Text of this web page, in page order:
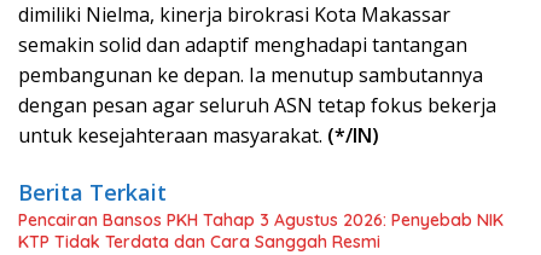
dimiliki Nielma, kinerja birokrasi Kota Makassar
semakin solid dan adaptif menghadapi tantangan
pembangunan ke depan. Ia menutup sambutannya
dengan pesan agar seluruh ASN tetap fokus bekerja
untuk kesejahteraan masyarakat. (*/IN)
Berita Terkait
Pencairan Bansos PKH Tahap 3 Agustus 2026: Penyebab NIK
KTP Tidak Terdata dan Cara Sanggah Resmi